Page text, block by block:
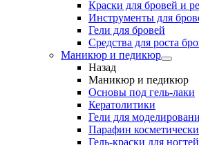
Краски для бровей и
Инструменты для
Гели для бровей
Средства для роста
Маникюр и педикюр
Назад
Маникюр и педикюр
Основы под гель-лаки
Кератолитики
Гели для
Парафин
Гель-краски для ногтей